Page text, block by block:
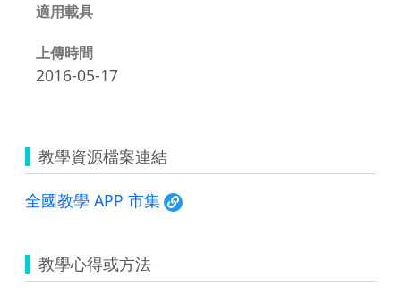
適用載具
上傳時間
2016-05-17
教學資源檔案連結
全國教學 APP 市集
教學心得或方法